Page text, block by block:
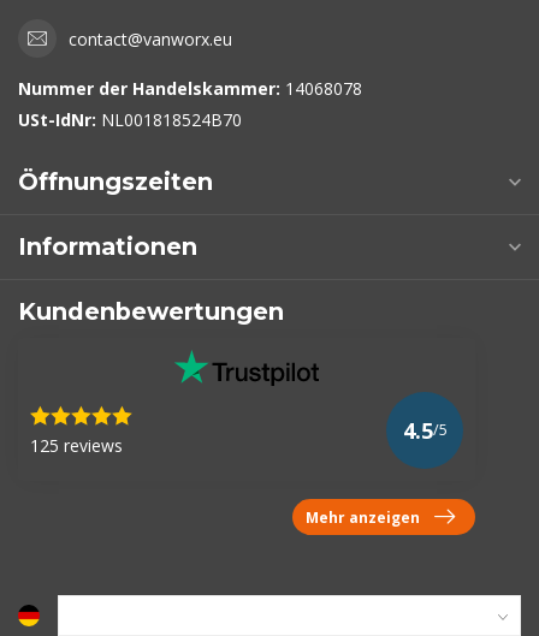
contact@vanworx.eu
Nummer der Handelskammer: 14068078
USt-IdNr: NL001818524B70
Öffnungszeiten
Informationen
Kundenbewertungen
125 reviews
4.5/5
Mehr anzeigen